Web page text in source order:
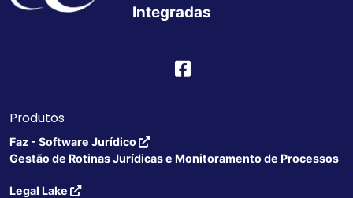
Integradas
Produtos
Faz - Software Jurídico
Gestão de Rotinas Jurídicas e Monitoramento de Processos
Legal Lake